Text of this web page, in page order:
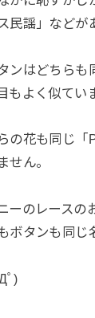
民謡」などが
ンはどちらも
もよく似てい
の花も同じ「
せん。
ーのレースの
ボタンも同じ
ﾟ)